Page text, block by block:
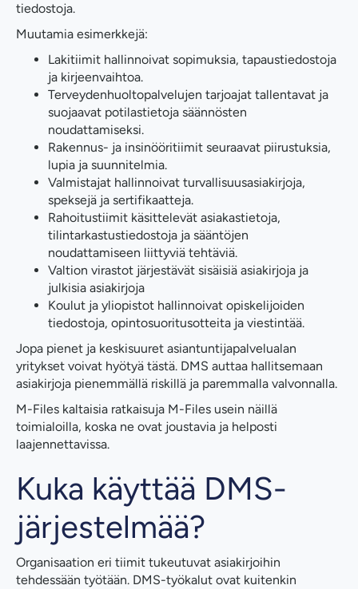
tiedostoja.
Muutamia esimerkkejä:
Lakitiimit hallinnoivat sopimuksia, tapaustiedostoja
ja kirjeenvaihtoa.
Terveydenhuoltopalvelujen tarjoajat tallentavat ja
suojaavat potilastietoja säännösten
noudattamiseksi.
Rakennus- ja insinööritiimit seuraavat piirustuksia,
lupia ja suunnitelmia.
Valmistajat hallinnoivat turvallisuusasiakirjoja,
speksejä ja sertifikaatteja.
Rahoitustiimit käsittelevät asiakastietoja,
tilintarkastustiedostoja ja sääntöjen
noudattamiseen liittyviä tehtäviä.
Valtion virastot järjestävät sisäisiä asiakirjoja ja
julkisia asiakirjoja
Koulut ja yliopistot hallinnoivat opiskelijoiden
tiedostoja, opintosuoritusotteita ja viestintää.
Jopa pienet ja keskisuuret asiantuntijapalvelualan
yritykset voivat hyötyä tästä. DMS auttaa hallitsemaan
asiakirjoja pienemmällä riskillä ja paremmalla valvonnalla.
M-Files kaltaisia ratkaisuja M-Files usein näillä
toimialoilla, koska ne ovat joustavia ja helposti
laajennettavissa.
Kuka käyttää DMS-
järjestelmää?
Organisaation eri tiimit tukeutuvat asiakirjoihin
tehdessään työtään. DMS-työkalut ovat kuitenkin